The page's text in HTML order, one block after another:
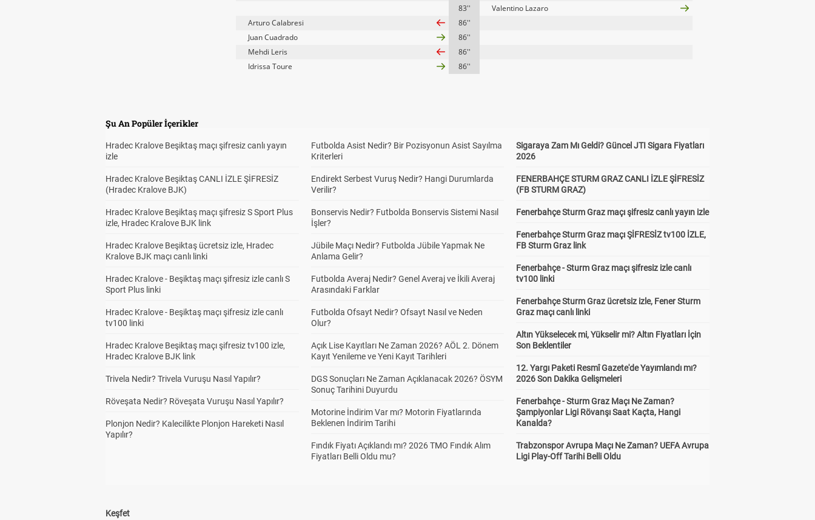
83''
Valentino Lazaro
Arturo Calabresi
86''
Juan Cuadrado
86''
Mehdi Leris
86''
Idrissa Toure
86''
Şu An Popüler İçerikler
Hradec Kralove Beşiktaş maçı şifresiz canlı yayın
izle
Hradec Kralove Beşiktaş CANLI İZLE ŞİFRESİZ
(Hradec Kralove BJK)
Hradec Kralove Beşiktaş maçı şifresiz S Sport Plus
izle, Hradec Kralove BJK link
Hradec Kralove Beşiktaş ücretsiz izle, Hradec
Kralove BJK maçı canlı linki
Hradec Kralove - Beşiktaş maçı şifresiz izle canlı S
Sport Plus linki
Hradec Kralove - Beşiktaş maçı şifresiz izle canlı
tv100 linki
Hradec Kralove Beşiktaş maçı şifresiz tv100 izle,
Hradec Kralove BJK link
Trivela Nedir? Trivela Vuruşu Nasıl Yapılır?
Röveşata Nedir? Röveşata Vuruşu Nasıl Yapılır?
Plonjon Nedir? Kalecilikte Plonjon Hareketi Nasıl
Yapılır?
Futbolda Asist Nedir? Bir Pozisyonun Asist Sayılma
Kriterleri
Endirekt Serbest Vuruş Nedir? Hangi Durumlarda
Verilir?
Bonservis Nedir? Futbolda Bonservis Sistemi Nasıl
İşler?
Jübile Maçı Nedir? Futbolda Jübile Yapmak Ne
Anlama Gelir?
Futbolda Averaj Nedir? Genel Averaj ve İkili Averaj
Arasındaki Farklar
Futbolda Ofsayt Nedir? Ofsayt Nasıl ve Neden
Olur?
Açık Lise Kayıtları Ne Zaman 2026? AÖL 2. Dönem
Kayıt Yenileme ve Yeni Kayıt Tarihleri
DGS Sonuçları Ne Zaman Açıklanacak 2026? ÖSYM
Sonuç Tarihini Duyurdu
Motorine İndirim Var mı? Motorin Fiyatlarında
Beklenen İndirim Tarihi
Fındık Fiyatı Açıklandı mı? 2026 TMO Fındık Alım
Fiyatları Belli Oldu mu?
Sigaraya Zam Mı Geldi? Güncel JTI Sigara Fiyatları
2026
FENERBAHÇE STURM GRAZ CANLI İZLE ŞİFRESİZ
(FB STURM GRAZ)
Fenerbahçe Sturm Graz maçı şifresiz canlı yayın izle
Fenerbahçe Sturm Graz maçı ŞİFRESİZ tv100 İZLE,
FB Sturm Graz link
Fenerbahçe - Sturm Graz maçı şifresiz izle canlı
tv100 linki
Fenerbahçe Sturm Graz ücretsiz izle, Fener Sturm
Graz maçı canlı linki
Altın Yükselecek mi, Yükselir mi? Altın Fiyatları İçin
Son Beklentiler
12. Yargı Paketi Resmî Gazete'de Yayımlandı mı?
2026 Son Dakika Gelişmeleri
Fenerbahçe - Sturm Graz Maçı Ne Zaman?
Şampiyonlar Ligi Rövanşı Saat Kaçta, Hangi
Kanalda?
Trabzonspor Avrupa Maçı Ne Zaman? UEFA Avrupa
Ligi Play-Off Tarihi Belli Oldu
Keşfet